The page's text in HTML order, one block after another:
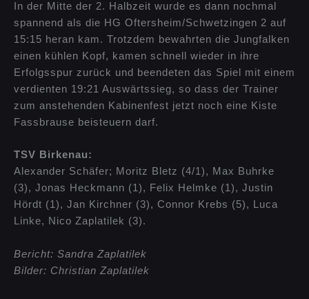
In der Mitte der 2. Halbzeit wurde es dann nochmal
spannend als die HG Oftersheim/Schwetzingen 2 auf
15:15 heran kam. Trotzdem bewahrten die Jungfalken
einen kühlen Kopf, kamen schnell wieder in ihre
Erfolgsspur zurück und beendeten das Spiel mit einem
verdienten 19:21 Auswärtssieg, so dass der Trainer
zum anstehenden Kabinenfest jetzt noch eine Kiste
Fassbrause beisteuern darf.
TSV Birkenau:
Alexander Schäfer; Moritz Bletz (4/1), Max Buhrke
(3), Jonas Heckmann (1), Felix Helmke (1), Justin
Hördt (1), Jan Kirchner (3), Connor Krebs (5), Luca
Linke, Nico Zaplatilek (3).
Bericht: Sandra Zaplatilek
Bilder: Christian Zaplatilek